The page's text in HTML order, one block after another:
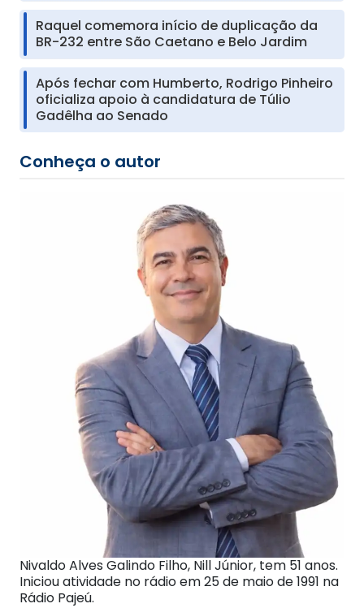
Raquel comemora início de duplicação da
BR-232 entre São Caetano e Belo Jardim
Após fechar com Humberto, Rodrigo Pinheiro
oficializa apoio à candidatura de Túlio
Gadêlha ao Senado
Conheça o autor
Nivaldo Alves Galindo Filho, Nill Júnior, tem 51 anos.
Iniciou atividade no rádio em 25 de maio de 1991 na
Rádio Pajeú.